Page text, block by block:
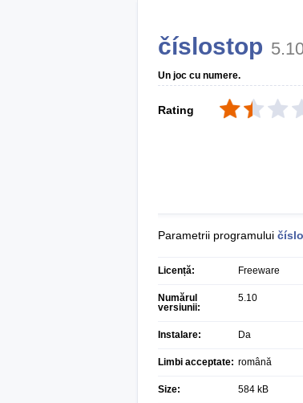
číslostop
Un joc cu numere.
Rating
Parametrii programului
Licență: Freeware
Numărul
versiunii:
5.10
Instalare: Da
Limbi acceptate: română
Size: 584 kB